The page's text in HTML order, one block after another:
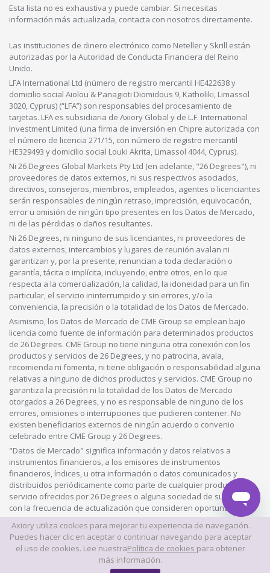
Esta lista no es exhaustiva y puede cambiar. Si necesitas
información más actualizada, contacta con nosotros directamente.
Las instituciones de dinero electrónico como Neteller y Skrill están
autorizadas por la Autoridad de Conducta Financiera del Reino
Unido.
LFA International Ltd (número de registro mercantil HE422638 y
domicilio social Aiolou & Panagioti Diomidous 9, Katholiki, Limassol
3020, Cyprus) (“LFA”) son responsables del procesamiento de
tarjetas. LFA es subsidiaria de Axiory Global y de L.F. International
Investment Limited (una firma de inversión en Chipre autorizada con
el número de licencia 271/15, con número de registro mercantil
HE329493 y domicilio social Louki Akrita, Limassol 4044, Cyprus).
Ni 26 Degrees Global Markets Pty Ltd (en adelante, "26 Degrees"), ni
proveedores de datos externos, ni sus respectivos asociados,
directivos, consejeros, miembros, empleados, agentes o licenciantes
serán responsables de ningún retraso, imprecisión, equivocación,
error u omisión de ningún tipo presentes en los Datos de Mercado,
ni de las pérdidas o daños resultantes.
Ni 26 Degrees, ni ninguno de sus licenciantes, ni proveedores de
datos externos, intercambios y lugares de reunión avalan ni
garantizan y, por la presente, renuncian a toda declaración o
garantía, tácita o implícita, incluyendo, entre otros, en lo que
respecta a la comercialización, la calidad, la idoneidad para un fin
particular, el servicio ininterrumpido y sin errores, y/o la
conveniencia, la precisión o la totalidad de los Datos de Mercado.
Asimismo, los Datos de Mercado de CME Group se emplean bajo
licencia como fuente de información para determinados productos
de 26 Degrees. CME Group no tiene ninguna otra conexión con los
productos y servicios de 26 Degrees, y no patrocina, avala,
recomienda ni fomenta, ni tiene obligación o responsabilidad alguna
relativas a ninguno de dichos productos y servicios. CME Group no
garantiza la precisión ni la totalidad de los Datos de Mercado
otorgados a 26 Degrees, y no es responsable de ninguno de los
errores, omisiones o interrupciones que pudieren contener. No
existen beneficiarios externos de ningún acuerdo o convenio
celebrado entre CME Group y 26 Degrees.
"Datos de Mercado" significa información y datos relativos a
instrumentos financieros, a los emisores de instrumentos
financieros, índices, u otra información o datos comunicados y
distribuidos periódicamente como parte de cualquier producto o
servicio ofrecidos por 26 Degrees o alguna sociedad de su grupo,
con la frecuencia de actualización que consideren oportuna.
© 2026 Este sitio web es propiedad y está operado por Axiory Global
Limited.
© AXIORY is a trade name of Axiory Global Ltd. All rights reserved
Axiory utiliza cookies para mejorar tu experiencia de navegación.
Puedes hacer clic en aceptar o continuar navegando para aceptar
el uso de cookies. Lee nuestraPolítica de cookies para obtener
más información.